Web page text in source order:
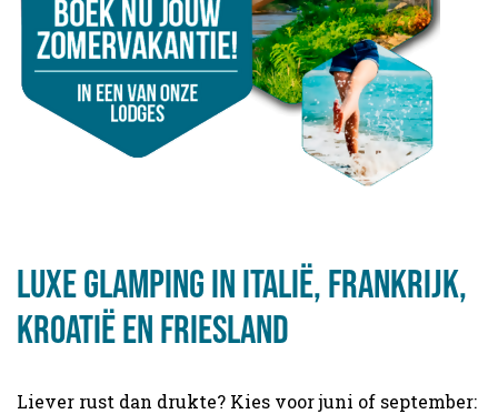
Luxe Glamping in Italië, Frankrijk,
Kroatië en Friesland
Liever rust dan drukte? Kies voor juni of september: